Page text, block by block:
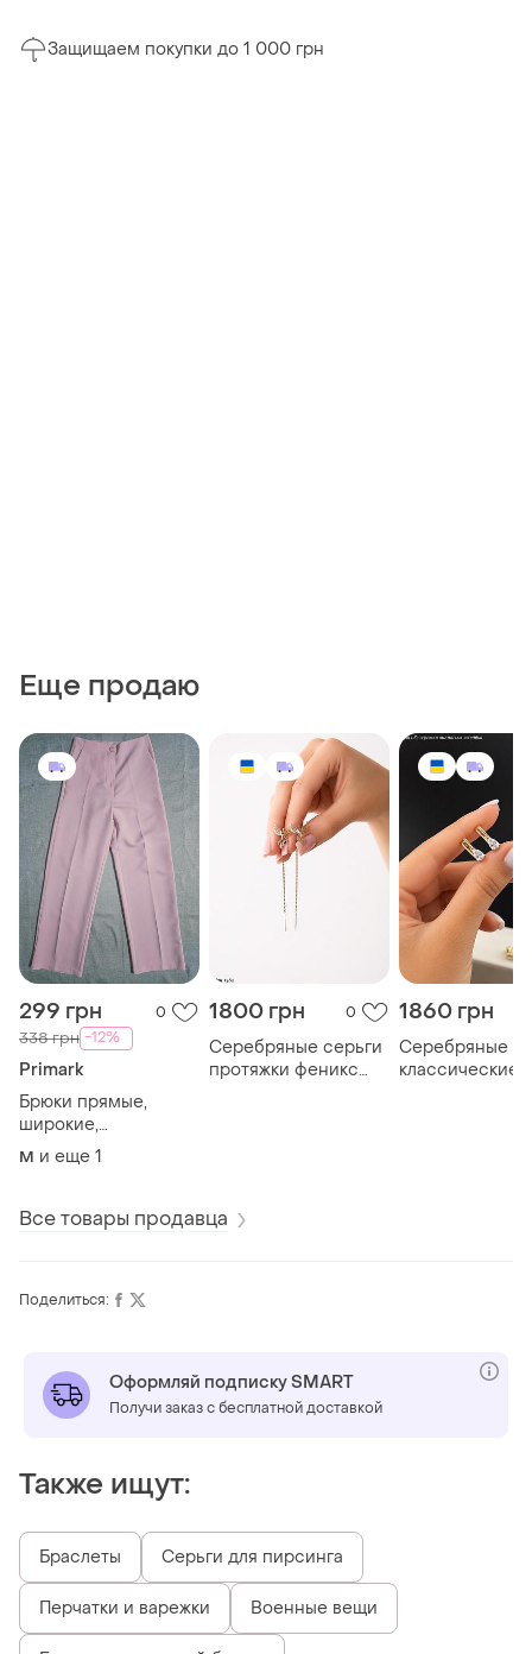
Защищаем покупки до 1 000 грн
Еще продаю
299 грн 0
338 грн -12%
Primark
Брюки прямые,
широкие,
классические
розовые брюки
M и еще 1
1800 грн 0
Серебряные серьги
протяжки феникс
1860 грн
Серебряные
классические
Все товары продавца
Поделиться:
Оформляй подписку SMART
Получи заказ с бесплатной доставкой
Также ищут:
Браслеты Серьги для пирсинга
Перчатки и варежки Военные вещи